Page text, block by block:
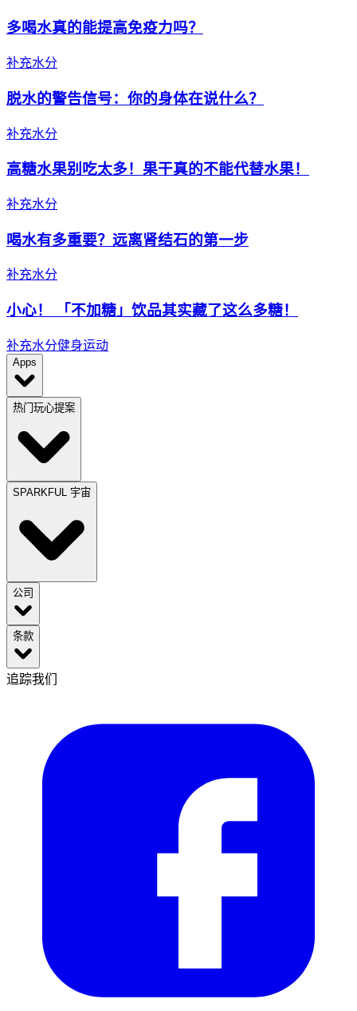
多喝水真的能提高免疫力吗？
补充水分
脱水的警告信号：你的身体在说什么？
补充水分
高糖水果别吃太多！果干真的不能代替水果！
补充水分
喝水有多重要？远离肾结石的第一步
补充水分
小心！ 「不加糖」饮品其实藏了这么多糖！
补充水分健身运动
Apps
热门玩心提案
SPARKFUL 宇宙
公司
条款
追踪我们